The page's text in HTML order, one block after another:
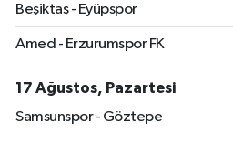
Beşiktaş - Eyüpspor
Amed - Erzurumspor FK
17 Ağustos, Pazartesi
Samsunspor - Göztepe